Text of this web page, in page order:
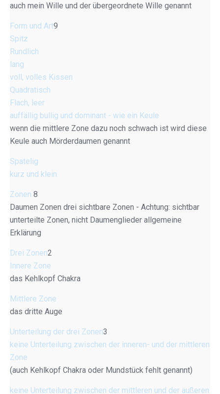
auch mein Wille und der übergeordnete Wille genannt
Form und Art9
Spitz
Rundlich
lang
voll, volles Kissen
Quadratisch
Flach, leer
auffällig bullig und dominant - wie ein Keule
wenn die mittlere Zone dazu noch schwach ist wird diese
Keule auch Mörderdaumen genannt
Spatelig
kurz und klein
Zonen 8
Daumen Zonen drei sichtbare Zonen - Achtung: sichtbar
unterteilte Zonen, nicht Daumenglieder allgemeine
Erklärung
Drei Zonen2
Innere Zone
das Kehlkopf Chakra
Mittlere Zone
das dritte Auge
Unterteilung der drei Zonen3
keine Unterteilung zwischen der inneren- und der mittleren
Zone
(auch Kehlkopf Chakra oder Mundstück fehlt genannt)
keine Unterteilung zwischen der mittleren und der äußeren